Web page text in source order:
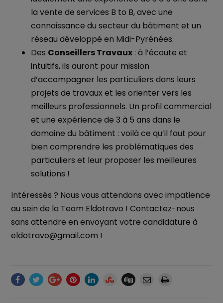
la vente de services B to B, avec une
connaissance du secteur du bâtiment et un
réseau développé en Midi-Pyrénées.
Des Conseillers Travaux: à l’écoute et
intuitifs, ils auront pour mission
d’accompagner les particuliers dans leurs
projets de travaux et les orienter vers les
meilleurs professionnels. Un profil commercial
et une expérience de 3 à 5 ans dans le
domaine du bâtiment : voilà ce qu’il faut pour
bien comprendre les problématiques des
particuliers et leur proposer les meilleures
solutions !
Intéressés ? Nous vous attendons avec impatience
au sein de la Team Eldotravo ! Contactez-nous
sans attendre en envoyant votre candidature à
eldotravo@gmail.com !